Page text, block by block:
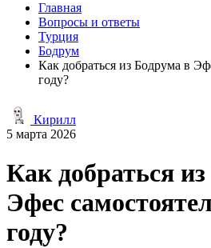
Главная
Вопросы и ответы
Турция
Бодрум
Как добраться из Бодрума в
году?
Кирилл
5 марта 2026
Как добраться
Эфес
году?